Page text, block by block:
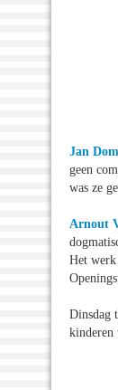
Jan
geen
was ze
Arnout
Het
Dinsdag
kinderen